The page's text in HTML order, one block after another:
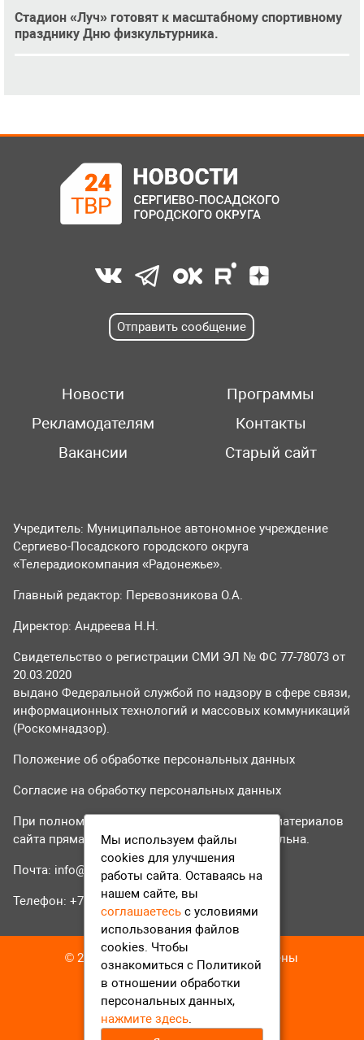
Стадион «Луч» готовят к масштабному спортивному
празднику Дню физкультурника.
Отправить сообщение
Новости
Программы
Рекламодателям
Контакты
Вакансии
Старый сайт
Учредитель: Муниципальное автономное учреждение
Сергиево-Посадского городского округа
«Телерадиокомпания «Радонежье».
Главный редактор: Перевозникова О.А.
Директор: Андреева Н.Н.
Свидетельство о регистрации СМИ ЭЛ № ФС 77-78073 от
20.03.2020
выдано Федеральной службой по надзору в сфере связи,
информационных технологий и массовых коммуникаций
(Роскомнадзор).
Положение об обработке персональных данных
Согласие на обработку персональных данных
При полном или частичном использовании материалов
сайта прямая гиперссылка на tvr24.tv обязательна.
Почта: info@tvr24.tv
Телефон: +7 (496) 551-04-95
© 2016-2023 ТВР24 Все права защищены
Мы используем файлы
cookies для улучшения
работы сайта. Оставаясь на
нашем сайте, вы
соглашаетесь с условиями
использования файлов
cookies. Чтобы
ознакомиться с Политикой
в отношении обработки
персональных данных,
нажмите здесь.